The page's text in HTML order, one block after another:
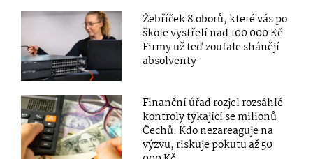
Žebříček 8 oborů, které vás po
škole vystřelí nad 100 000 Kč.
Firmy už teď zoufale shánějí
absolventy
Finanční úřad rozjel rozsáhlé
kontroly týkající se milionů
Čechů. Kdo nezareaguje na
výzvu, riskuje pokutu až 50